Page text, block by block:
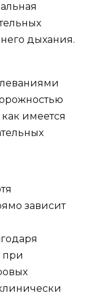
дыхания.
имеется
зависит
при